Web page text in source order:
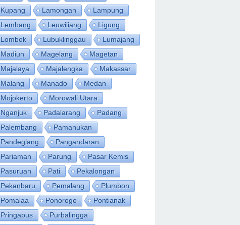
Kupang
Lamongan
Lampung
Lembang
Leuwiliang
Ligung
Lombok
Lubuklinggau
Lumajang
Madiun
Magelang
Magetan
Majalaya
Majalengka
Makassar
Malang
Manado
Medan
Mojokerto
Morowali Utara
Nganjuk
Padalarang
Padang
Palembang
Pamanukan
Pandeglang
Pangandaran
Pariaman
Parung
Pasar Kemis
Pasuruan
Pati
Pekalongan
Pekanbaru
Pemalang
Plumbon
Pomalaa
Ponorogo
Pontianak
Pringapus
Purbalingga